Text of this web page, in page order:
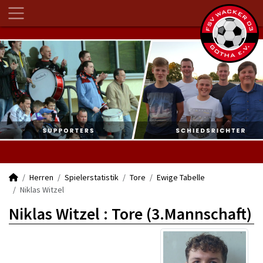
Herren Spielerstatistik Tore
Ewige Tabelle
Niklas Witzel
Niklas Witzel : Tore (3.Mannschaft)